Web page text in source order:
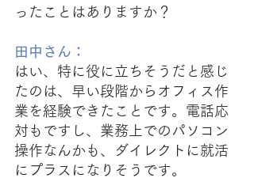
ったことはありますか？
田中さん：
はい、特に役に立ちそうだと感じ
たのは、早い段階からオフィス作
業を経験できたことです。電話応
対もですし、業務上でのパソコン
操作なんかも、ダイレクトに就活
にプラスになりそうです。